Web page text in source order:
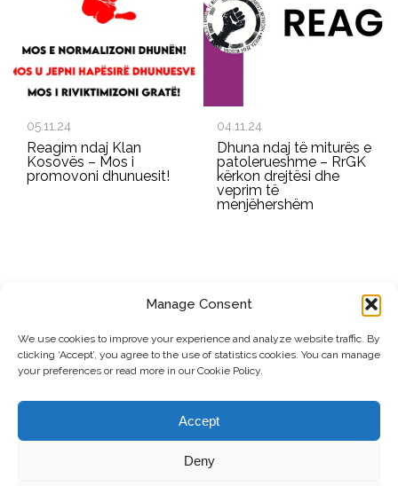
Manage Consent
We use cookies to improve your experience and analyze website traffic. By
clicking ‘Accept’, you agree to the use of statistics cookies. You can manage
your preferences or read more in our Cookie Policy.
Accept
Deny
05.11.24
Reagim ndaj Klan
Kosovës – Mos i
promovoni dhunuesit!
04.11.24
Dhuna ndaj të miturës e
patolerueshme – RrGK
kërkon drejtësi dhe
veprim të
menjëhershëm
Dërgo
© Copyright, 2026 . Rrjeti i Grave të Kosovës. Të gjitha të drejtat e